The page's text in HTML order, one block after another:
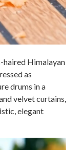
haired Himalayan
as
drums in a
velvet curtains,
elegant